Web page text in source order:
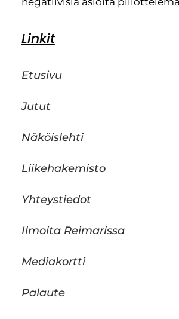
Linkit
Etusivu
Jutut
Näköislehti
Liikehakemisto
Yhteystiedot
Ilmoita Reimarissa
Mediakortti
Palaute